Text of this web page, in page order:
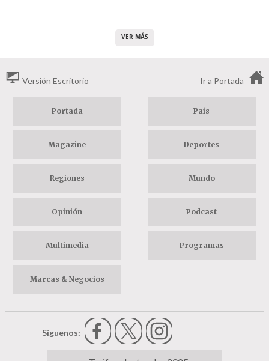
VER MÁS
Versión Escritorio Ir a Portada
Portada País
Magazine Deportes
Regiones Mundo
Opinión Podcast
Multimedia Programas
Marcas & Negocios
Síguenos: